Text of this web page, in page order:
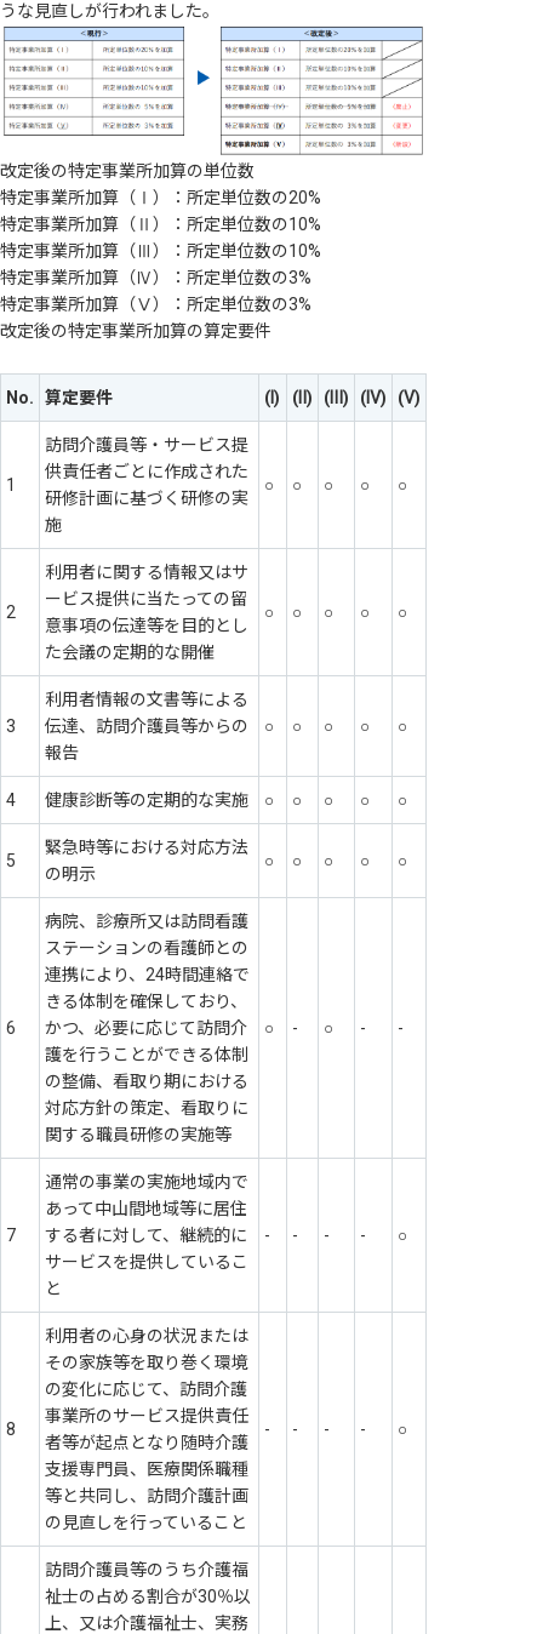
うな見直しが行われました。
改定後の特定事業所加算の単位数
特定事業所加算（Ⅰ）：所定単位数の20%
特定事業所加算（Ⅱ）：所定単位数の10%
特定事業所加算（Ⅲ）：所定単位数の10%
特定事業所加算（Ⅳ）：所定単位数の3%
特定事業所加算（Ⅴ）：所定単位数の3%
改定後の特定事業所加算の算定要件
No. 算定要件 (Ⅰ) (Ⅱ) (Ⅲ) (Ⅳ) (Ⅴ)
1
訪問介護員等・サービス提
供責任者ごとに作成された
研修計画に基づく研修の実
施
○ ○ ○ ○ ○
2
利用者に関する情報又はサ
ービス提供に当たっての留
意事項の伝達等を目的とし
た会議の定期的な開催
○ ○ ○ ○ ○
3
利用者情報の文書等による
伝達、訪問介護員等からの
報告
○ ○ ○ ○ ○
4 健康診断等の定期的な実施 ○ ○ ○ ○ ○
5
緊急時等における対応方法
の明示
○ ○ ○ ○ ○
6
病院、診療所又は訪問看護
ステーションの看護師との
連携により、24時間連絡で
きる体制を確保しており、
かつ、必要に応じて訪問介
護を行うことができる体制
の整備、看取り期における
対応方針の策定、看取りに
関する職員研修の実施等
○ - ○ - -
7
通常の事業の実施地域内で
あって中山間地域等に居住
する者に対して、継続的に
サービスを提供しているこ
と
- - - - ○
8
利用者の心身の状況または
その家族等を取り巻く環境
の変化に応じて、訪問介護
事業所のサービス提供責任
者等が起点となり随時介護
支援専門員、医療関係職種
等と共同し、訪問介護計画
の見直しを行っていること
- - - - ○
訪問介護員等のうち介護福
祉士の占める割合が30％以
上、又は介護福祉士、実務